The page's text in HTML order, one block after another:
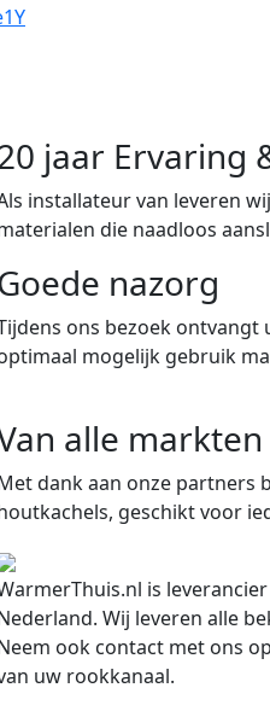
jaar Ervaring
installateur van leveren
die naadloos
nazorg
ons bezoek
mogelijk gebruik
alle
dank aan onze partners
geschikt voor
is
Wij leveren alle
ook contact met ons
uw rookkanaal.